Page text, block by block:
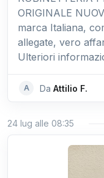
ORIGINALE
marca Italiana,
allegate, vero
Ulteriori
A Da Attilio F.
24 lug alle 08:35